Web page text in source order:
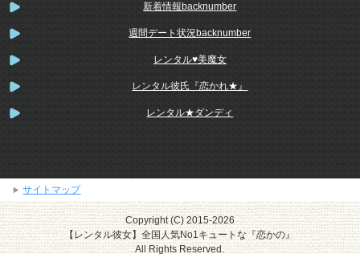
新着情報backnumber
週間デート状況backnumber
レンタル♥美魔女
レンタル彼氏『恋かれ★』
レンタル★ダンディ
サイトマップ
Copyright (C) 2015-2026
【レンタル彼女】全国人気No1キュートな『恋かの』
All Rights Reserved.